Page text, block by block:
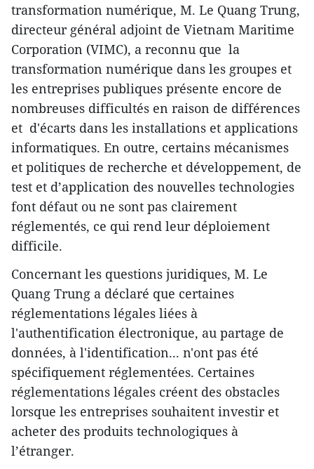
transformation numérique, M. Le Quang Trung,
directeur général adjoint de Vietnam Maritime
Corporation (VIMC), a reconnu que la
transformation numérique dans les groupes et
les entreprises publiques présente encore de
nombreuses difficultés en raison de différences
et d'écarts dans les installations et applications
informatiques. En outre, certains mécanismes
et politiques de recherche et développement, de
test et d’application des nouvelles technologies
font défaut ou ne sont pas clairement
réglementés, ce qui rend leur déploiement
difficile.
Concernant les questions juridiques, M. Le
Quang Trung a déclaré que certaines
réglementations légales liées à
l'authentification électronique, au partage de
données, à l'identification... n'ont pas été
spécifiquement réglementées. Certaines
réglementations légales créent des obstacles
lorsque les entreprises souhaitent investir et
acheter des produits technologiques à
l’étranger.